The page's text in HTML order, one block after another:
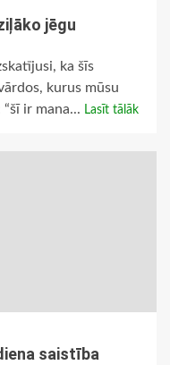
jēgu
ka šīs
kurus mūsu
ir mana... Lasīt tālāk
saistība